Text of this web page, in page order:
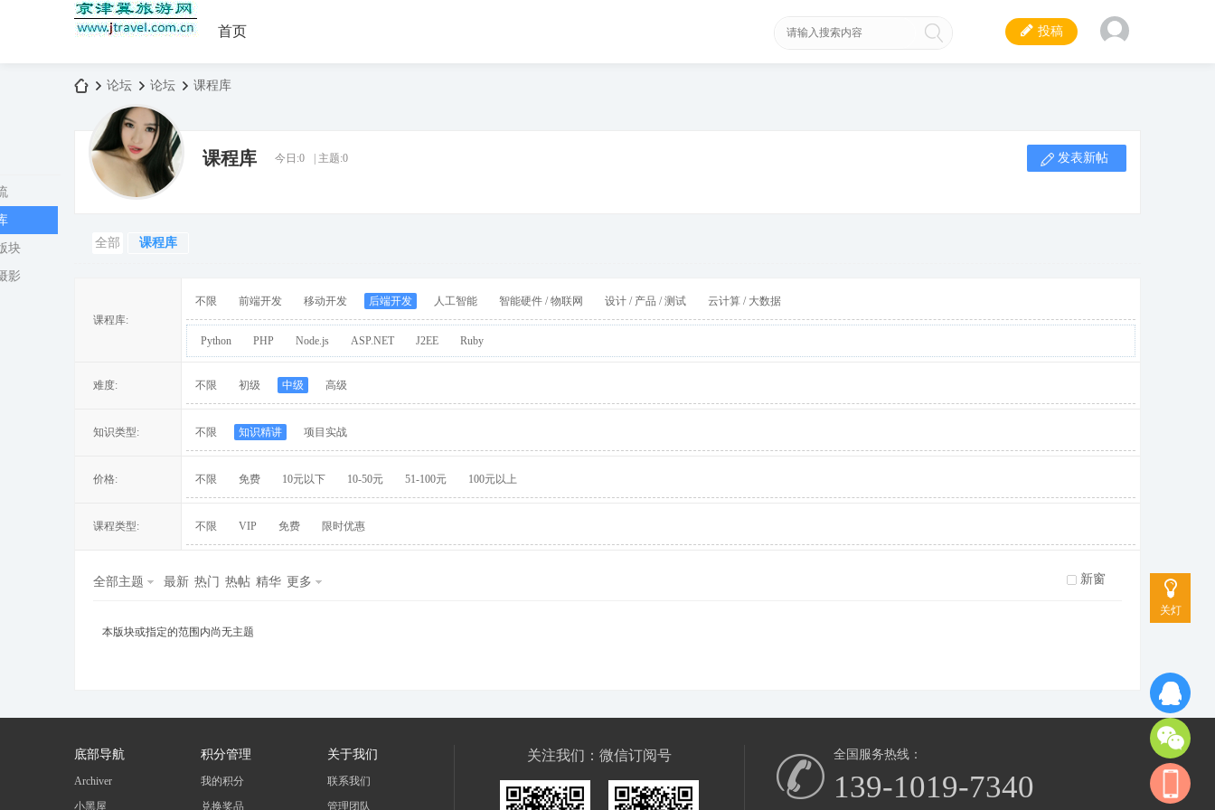
关灯
首页 投稿
»
论坛
›
论坛 课程库
块
影
课程库 今日:0 主题:0 发表新帖
全部 课程库
课程库:
不限 前端开发 移动开发 后端开发 人工智能 智能硬件 / 物联网 设计 / 产品 / 测试 云计算 / 大数据
Python PHP Node.js ASP.NET J2EE Ruby
难度: 不限 初级 中级 高级
知识类型: 不限 知识精讲 项目实战
价格: 不限 免费 10元以下 10-50元 51-100元 100元以上
课程类型: 不限 VIP 免费 限时优惠
新窗
全部主题 最新 热门 热帖 精华 更多
本版块或指定的范围内尚无主题
底部导航
Archiver
小黑屋
积分管理
我的积分
兑换奖品
关于我们
联系我们
管理团队
关注我们：微信订阅号 全国服务热线：
139-1019-7340